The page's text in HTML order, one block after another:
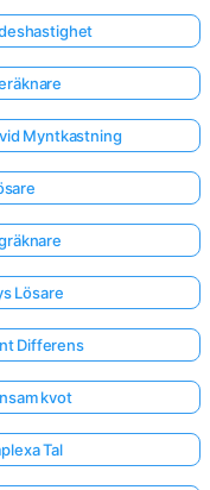
Myntkastning
Lösare
Differens
kvot
Tal